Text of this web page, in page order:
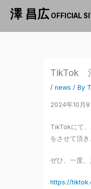
澤 昌広 OFFICIAL
TikTok
/ news / By
2024年10月
TikTokにて
をさせて頂き
ぜひ、一度、
https://